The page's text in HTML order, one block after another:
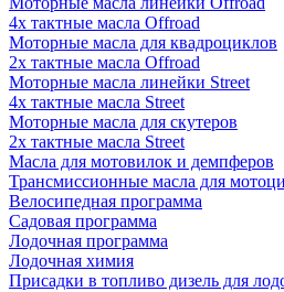
4х тактные масла Offroad
Моторные масла для квадроциклов
2х тактные масла Offroad
Моторные масла линейки Street
4х тактные масла Street
Моторные масла для скутеров
2х тактные масла Street
Масла для мотовилок и демпферов
Трансмиссионные масла для
Велосипедная программа
Садовая программа
Лодочная программа
Лодочная химия
Присадки в топливо дизель для